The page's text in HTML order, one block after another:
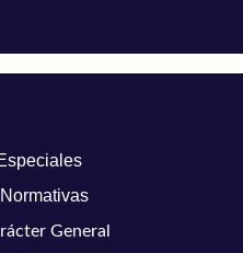
General